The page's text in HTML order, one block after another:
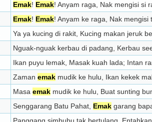
Emak! Emak! Anyam raga, Nak mengisi si
Emak! Emak! Anyam ke raga, Nak mengisi
Ya ya kucing di rakit, Kucing makan jeruk
Nguak-nguak kerbau di padang, Kerbau
Ikan puyu lemak, Masak kuah lada; Intan
Zaman emak mudik ke hulu, Ikan kekek
Masa emak mudik ke hulu, Buat sunting
Senggarang Batu Pahat, Emak garang